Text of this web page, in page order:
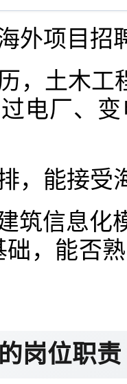
外项目招
，土木工
电厂、
，能接受
筑信息化
，能否
岗位职